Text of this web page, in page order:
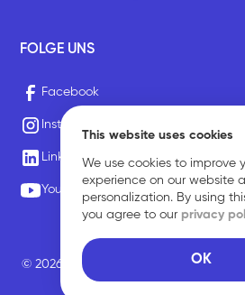
This website uses cookies
We use cookies to improve
experience on our website
personalization. By using
you agree to our privacy
OK
FOLGE UNS
Facebook
Instagram
LinkedIn
Youtube
© 2026 Sirius Music Communications